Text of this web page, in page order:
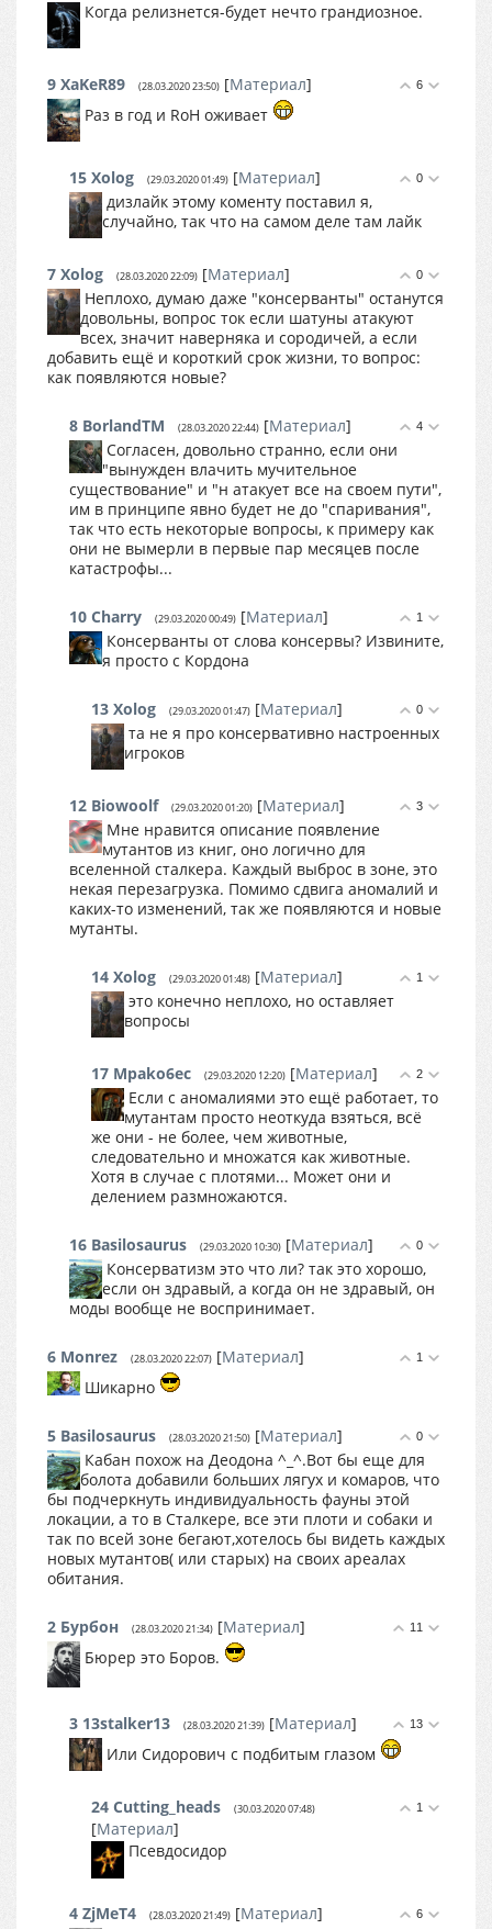
Когда релизнется-будет нечто грандиозное.
6
9 XaKeR89 (28.03.2020 23:50) [Материал]
Раз в год и RoH оживает
0
15 Xolog (29.03.2020 01:49) [Материал]
дизлайк этому коменту поставил я,
случайно, так что на самом деле там лайк
0
7 Xolog (28.03.2020 22:09) [Материал]
Неплохо, думаю даже "консерванты" останутся
довольны, вопрос ток если шатуны атакуют
всех, значит наверняка и сородичей, а если
добавить ещё и короткий срок жизни, то вопрос:
как появляются новые?
4
8 BorlandTM (28.03.2020 22:44) [Материал]
Согласен, довольно странно, если они
"вынужден влачить мучительное
существование" и "н атакует все на своем пути",
им в принципе явно будет не до "спаривания",
так что есть некоторые вопросы, к примеру как
они не вымерли в первые пар месяцев после
катастрофы...
1
10 Charry (29.03.2020 00:49) [Материал]
Консерванты от слова консервы? Извините,
я просто с Кордона
0
13 Xolog (29.03.2020 01:47) [Материал]
та не я про консервативно настроенных
игроков
3
12 Biowoolf (29.03.2020 01:20) [Материал]
Мне нравится описание появление
мутантов из книг, оно логично для
вселенной сталкера. Каждый выброс в зоне, это
некая перезагрузка. Помимо сдвига аномалий и
каких-то изменений, так же появляются и новые
мутанты.
1
14 Xolog (29.03.2020 01:48) [Материал]
это конечно неплохо, но оставляет
вопросы
2
17 Mpako6ec (29.03.2020 12:20) [Материал]
Если с аномалиями это ещё работает, то
мутантам просто неоткуда взяться, всё
же они - не более, чем животные,
следовательно и множатся как животные.
Хотя в случае с плотями... Может они и
делением размножаются.
0
16 Basilosaurus (29.03.2020 10:30) [Материал]
Консерватизм это что ли? так это хорошо,
если он здравый, а когда он не здравый, он
моды вообще не воспринимает.
1
6 Monrez (28.03.2020 22:07) [Материал]
Шикарно
0
5 Basilosaurus (28.03.2020 21:50) [Материал]
Кабан похож на Деодона ^_^.Вот бы еще для
болота добавили больших лягух и комаров, что
бы подчеркнуть индивидуальность фауны этой
локации, а то в Сталкере, все эти плоти и собаки и
так по всей зоне бегают,хотелось бы видеть каждых
новых мутантов( или старых) на своих ареалах
обитания.
11
2 Бурбон (28.03.2020 21:34) [Материал]
Бюрер это Боров.
13
3 13stalker13 (28.03.2020 21:39) [Материал]
Или Сидорович с подбитым глазом
1
24 Cutting_heads (30.03.2020 07:48)
[Материал]
Псевдосидор
6
4 ZjMeT4 (28.03.2020 21:49) [Материал]